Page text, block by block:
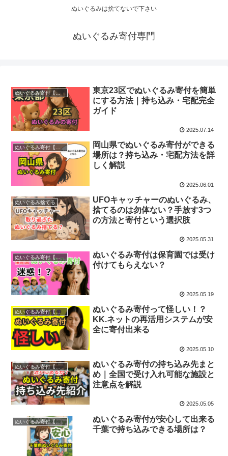
ぬいぐるみは捨てないで下さい
ぬいぐるみ寄付専門
ぬいぐるみ寄付【疑問】
東京23区でぬいぐるみ寄付を簡単
にする方法｜持ち込み・宅配完全
ガイド
2025.07.14
ぬいぐるみ寄付【持ち込み】
岡山県でぬいぐるみ寄付ができる
場所は？持ち込み・宅配方法を詳
しく解説
2025.06.01
ぬいぐるみ捨てる
UFOキャッチャーのぬいぐるみ、
捨てるのは勿体ない？手放す3つ
の方法と寄付という選択肢
2025.05.31
ぬいぐるみ寄付【疑問】
ぬいぐるみ寄付は保育園では受け
付けてもらえない？
2025.05.19
ぬいぐるみ寄付【疑問】
ぬいぐるみ寄付って怪しい！？
KK.ネットの再活用システムが安
全に寄付出来る
2025.05.10
ぬいぐるみ寄付【持ち込み】
ぬいぐるみ寄付の持ち込み先まと
め｜全国で受け入れ可能な施設と
注意点を解説
2025.05.05
ぬいぐるみ寄付【千葉】
ぬいぐるみ寄付が安心して出来る
千葉で持ち込みできる場所は？